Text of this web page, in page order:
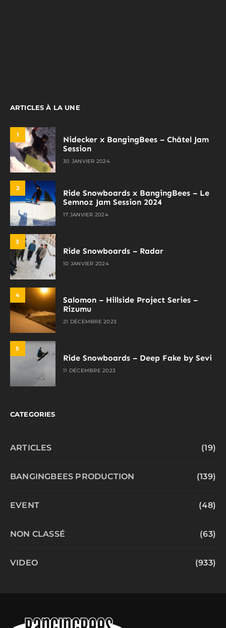
ARTICLES À LA UNE
1
Nidecker x BangingBees – Châtel Jam
Session
30 JANVIER 2024
2
Ride Snowboards x BangingBees – Le
Semnoz Jam Session 2024
17 JANVIER 2024
3
Ride Snowboards – Radar
10 JANVIER 2024
4
Salomon – Hillside Project Series –
Rizumu
21 DÉCEMBRE 2023
5
Ride Snowboards – Deep Fake by Sevi
11 DÉCEMBRE 2023
CATEGORIES
ARTICLES (19)
BANGINGBEES PRODUCTION (139)
EVENT (48)
NON CLASSÉ (63)
VIDEO (933)